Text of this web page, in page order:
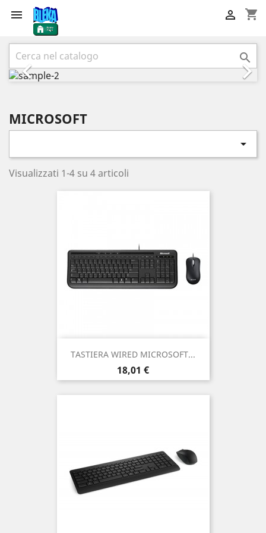
 shopping_cart



Precedente

MICROSOFT

Visualizzati 1-4 su 4 articoli
TASTIERA WIRED MICROSOFT...
Prezzo
18,01 €